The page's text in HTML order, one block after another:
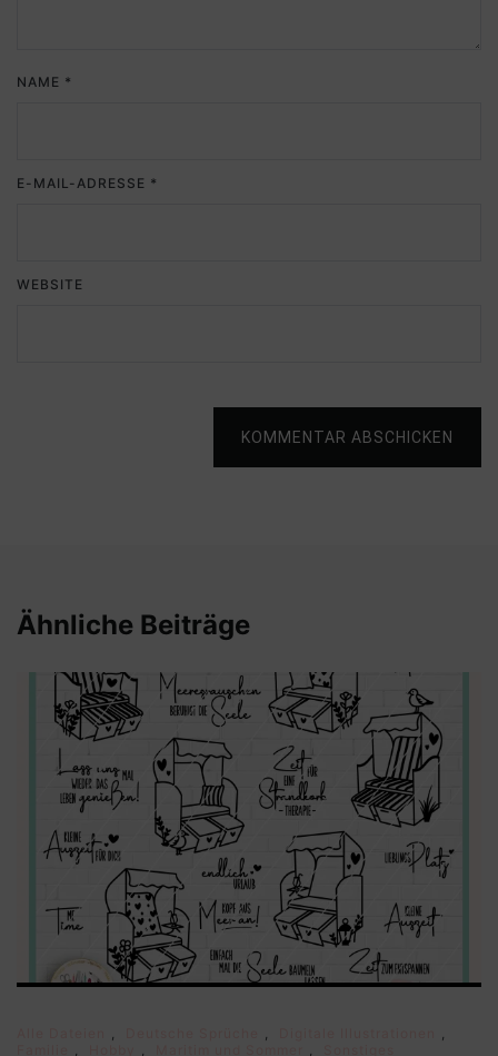
NAME *
E-MAIL-ADRESSE *
WEBSITE
KOMMENTAR ABSCHICKEN
Ähnliche Beiträge
, ,
,
, , ,